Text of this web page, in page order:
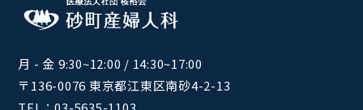
月 - 金 9:30~12:00 / 14:30~17:00
〒136-0076 東京都江東区南砂4-2-13